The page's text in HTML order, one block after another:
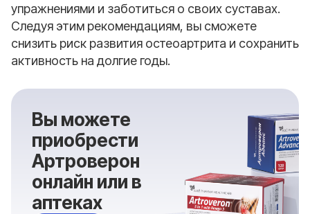
упражнениями и заботиться о своих суставах.
Следуя этим рекомендациям, вы сможете
снизить риск развития остеоартрита и сохранить
активность на долгие годы.
Вы можете
приобрести
Артроверон
онлайн или в
аптеках